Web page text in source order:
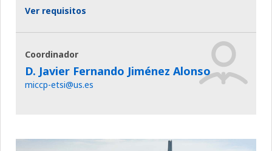
Ver requisitos
Coordinador
D. Javier Fernando Jiménez Alonso
miccp-etsi@us.es